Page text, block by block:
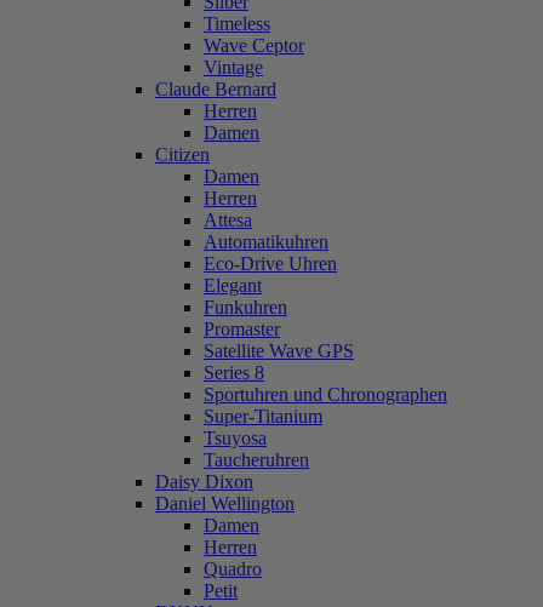
Timeless
Wave Ceptor
Vintage
Claude Bernard
Herren
Damen
Citizen
Damen
Herren
Attesa
Automatikuhren
Eco-Drive Uhren
Elegant
Funkuhren
Promaster
Satellite Wave GPS
Series 8
Sportuhren und Chronographen
Super-Titanium
Tsuyosa
Taucheruhren
Daisy Dixon
Daniel Wellington
Damen
Herren
Quadro
Petit